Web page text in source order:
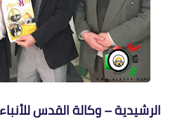
الرشيدية – وكالة القدس للأنباء